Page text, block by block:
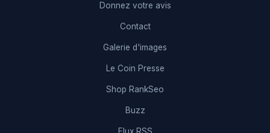
Donnez votre avis
Contact
Galerie d'images
Le Coin Presse
Shop RankSeo
Buzz